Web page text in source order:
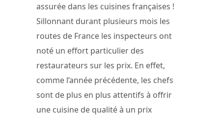
assurée dans les cuisines françaises !
Sillonnant durant plusieurs mois les
routes de France les inspecteurs ont
noté un effort particulier des
restaurateurs sur les prix. En effet,
comme l’année précédente, les chefs
sont de plus en plus attentifs à offrir
une cuisine de qualité à un prix